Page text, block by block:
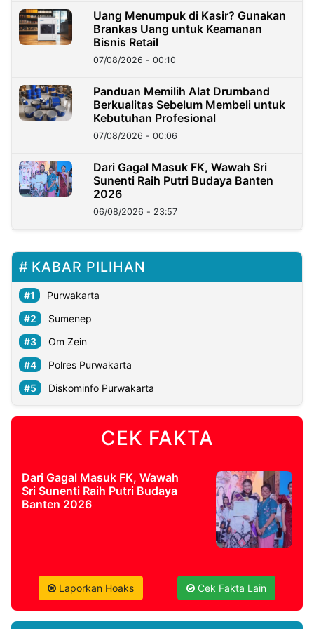
Uang Menumpuk di Kasir? Gunakan
Brankas Uang untuk Keamanan
Bisnis Retail
07/08/2026 - 00:10
Panduan Memilih Alat Drumband
Berkualitas Sebelum Membeli untuk
Kebutuhan Profesional
07/08/2026 - 00:06
Dari Gagal Masuk FK, Wawah Sri
Sunenti Raih Putri Budaya Banten
2026
06/08/2026 - 23:57
KABAR PILIHAN
Purwakarta
Sumenep
Om Zein
Polres Purwakarta
Diskominfo Purwakarta
CEK FAKTA
Dari Gagal Masuk FK, Wawah
Sri Sunenti Raih Putri Budaya
Banten 2026
Laporkan Hoaks Cek Fakta Lain